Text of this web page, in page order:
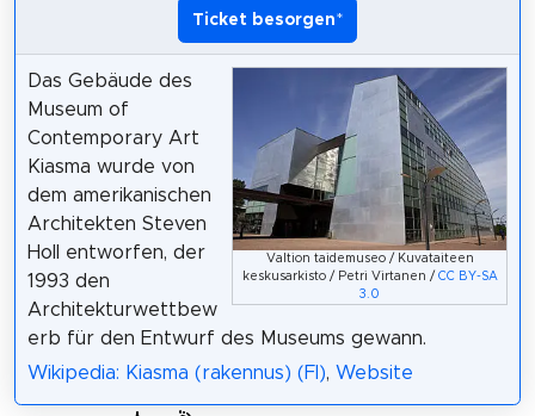
Ticket besorgen*
Valtion taidemuseo / Kuvataiteen
keskusarkisto / Petri Virtanen / CC BY-SA
3.0
Das Gebäude des
Museum of
Contemporary Art
Kiasma wurde von
dem amerikanischen
Architekten Steven
Holl entworfen, der
1993 den
Architekturwettbew
erb für den Entwurf des Museums gewann.
Wikipedia: Kiasma (rakennus) (FI), Website